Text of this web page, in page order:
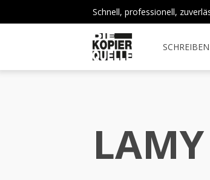
Schnell, professionell,
SCHREIBEN
LAMY